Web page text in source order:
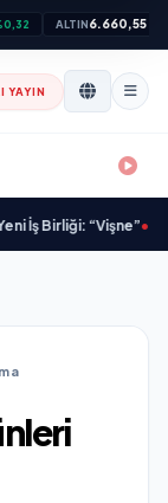
ALTIN6.660,55
YAYIN
Birliği: “Vişne”•